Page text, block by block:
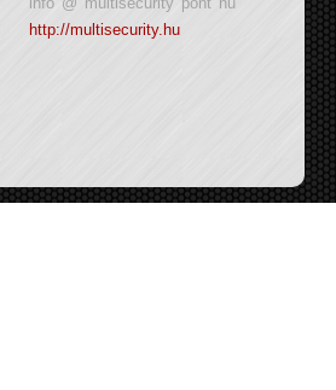
http://multisecurity.hu